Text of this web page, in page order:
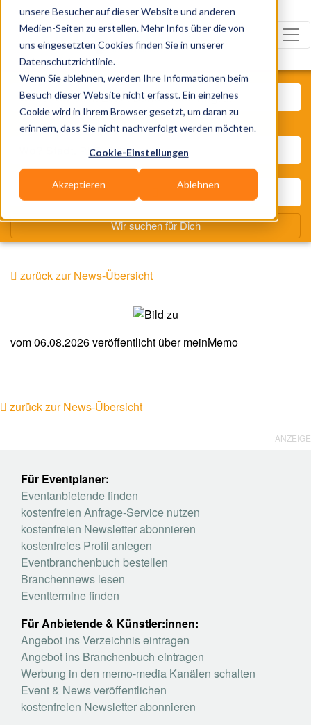
unsere Besucher auf dieser Website und anderen
Medien-Seiten zu erstellen. Mehr Infos über die von
uns eingesetzten Cookies finden Sie in unserer
Datenschutzrichtlinie.
Wenn Sie ablehnen, werden Ihre Informationen beim
Besuch dieser Website nicht erfasst. Ein einzelnes
Cookie wird in Ihrem Browser gesetzt, um daran zu
erinnern, dass Sie nicht nachverfolgt werden möchten.
Cookie-Einstellungen
Akzeptieren Ablehnen
zurück zur News-Übersicht
vom 06.08.2026veröffentlicht übermeinMemo
zurück zur News-Übersicht
Was? Künstler, Zelte, Bands,
Wo? Stadt, PLZ, Ort
Wir suchen für Dich
ANZEIGE
Für Eventplaner:
Eventanbietende finden
kostenfreien Anfrage-Service nutzen
kostenfreien Newsletter abonnieren
kostenfreies Profil anlegen
Eventbranchenbuch bestellen
Branchennews lesen
Eventtermine finden
Für Anbietende & Künstler:innen:
Angebot ins Verzeichnis eintragen
Angebot ins Branchenbuch eintragen
Werbung in den memo-media Kanälen schalten
Event & News veröffentlichen
kostenfreien Newsletter abonnieren